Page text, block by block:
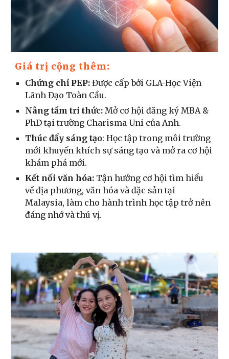
Giá trị cộng thêm:
Chứng chỉ PEP: Được cấp bởi GLA-Học Viện
Lãnh Đạo Toàn Cầu.
Nâng tầm tri thức: Mở cơ hội đăng ký MBA &
PhD tại trường Charisma Uni của Anh.
Thúc đẩy sáng tạo: Học tập trong môi trường
mới khuyến khích sự sáng tạo và mở ra cơ hội
khám phá mới.
Kết nối văn hóa: Tận hưởng cơ hội tìm hiểu
về địa phương, văn hóa và đặc sản tại
Malaysia, làm cho hành trình học tập trở nên
đáng nhớ và thú vị.